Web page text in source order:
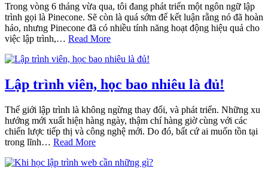
Trong vòng 6 tháng vừa qua, tôi đang phát triển một ngôn ngữ lập
trình gọi là Pinecone. Sẽ còn là quá sớm để kết luận rằng nó đã hoàn
hảo, nhưng Pinecone đã có nhiều tính năng hoạt động hiệu quả cho
việc lập trình,… Read More
Lập trình viên, học bao nhiêu là đủ!
Thế giới lập trình là không ngừng thay đổi, và phát triển. Những xu
hướng mới xuất hiện hàng ngày, thậm chí hàng giờ cùng với các
chiến lược tiếp thị và công nghệ mới. Do đó, bất cứ ai muốn tồn tại
trong lĩnh… Read More